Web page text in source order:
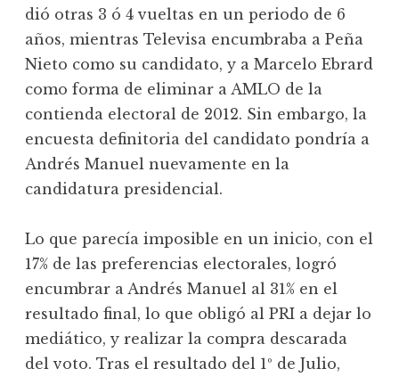
dió otras 3 ó 4 vueltas en un periodo de 6
años, mientras Televisa encumbraba a Peña
Nieto como su candidato, y a Marcelo Ebrard
como forma de eliminar a AMLO de la
contienda electoral de 2012. Sin embargo, la
encuesta definitoria del candidato pondría a
Andrés Manuel nuevamente en la
candidatura presidencial.
Lo que parecía imposible en un inicio, con el
17% de las preferencias electorales, logró
encumbrar a Andrés Manuel al 31% en el
resultado final, lo que obligó al PRI a dejar lo
mediático, y realizar la compra descarada
del voto. Tras el resultado del 1º de Julio,